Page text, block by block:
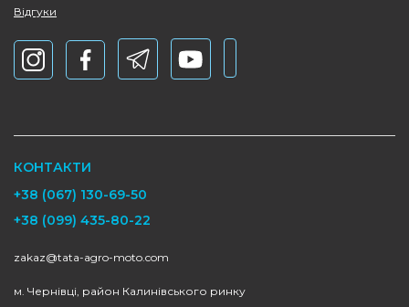
Відгуки
КОНТАКТИ
+38 (067) 130-69-50
+38 (099) 435-80-22
zakaz@tata-agro-moto.com
м. Чернівці, район Калинівського ринку